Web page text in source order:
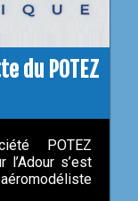
du POTEZ
POTEZ
s’est